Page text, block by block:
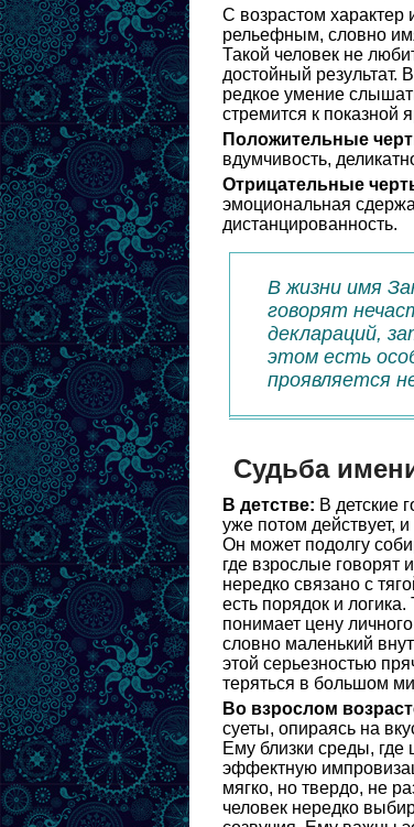
С возрастом
рельефным, словно
Такой человек не
достойный результат.
редкое умение
стремится к показной
Положительные
вдумчивость,
Отрицательные
эмоциональная
дистанцированность.
В жизни имя
говорят
деклараций,
этом есть
проявляется
Судьба
В детстве: В детские
уже потом действует,
Он может подолгу
где взрослые говорят
нередко связано с
есть порядок и
понимает цену
словно маленький
этой серьезностью
теряться в большом
Во взрослом
суеты, опираясь на
Ему близки среды, где
эффектную
мягко, но твердо, не
человек нередко